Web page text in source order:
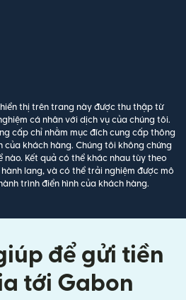
thị trên trang này được thu thập từ
cá nhân với dịch vụ của chúng tôi.
cấp chỉ nhằm mục đích cung cấp thông
của khách hàng. Chúng tôi không chứng
Kết quả có thể khác nhau tùy theo
lang, và có thể trải nghiệm được mô
trình điển hình của khách hàng.
để gửi tiền
tới Gabon